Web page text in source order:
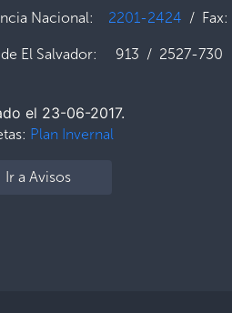
Nacional: 2201-2424 / Fax:
de El Salvador: 913 / 2527-730
el 23-06-2017.
Plan Invernal
Ir a Avisos